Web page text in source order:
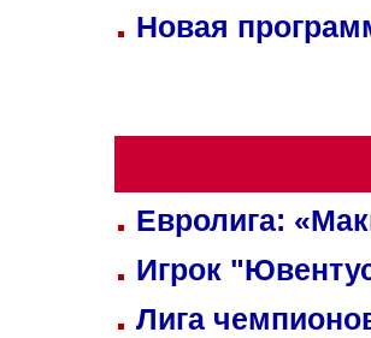
Новая
Евролига:
Игрок
Лига